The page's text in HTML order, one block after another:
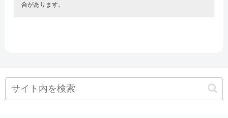
合があります。